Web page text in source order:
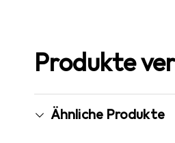
Produkte
Ähnliche Produkte